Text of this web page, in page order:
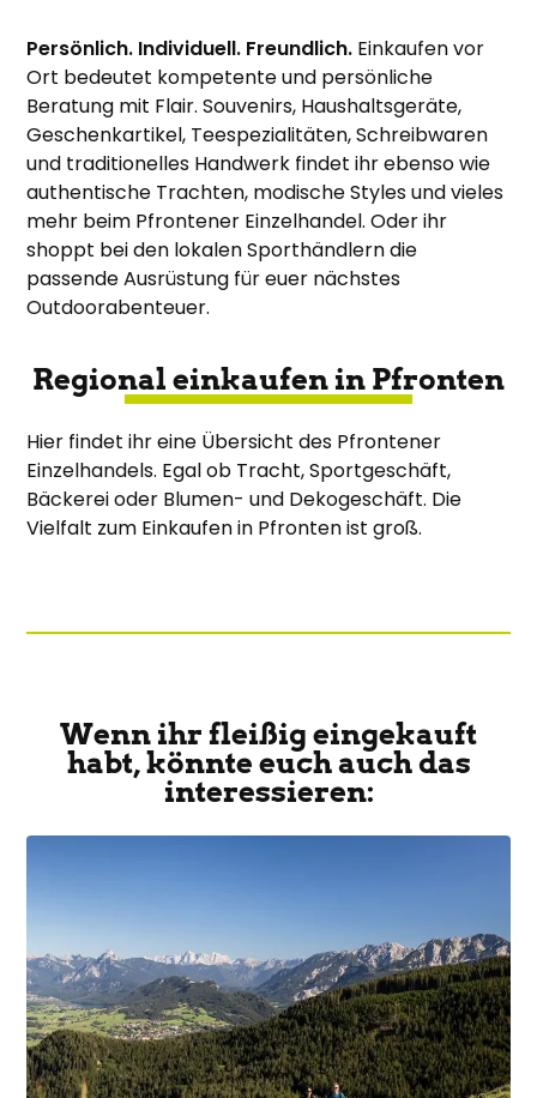
Persönlich. Individuell. Freundlich. Einkaufen vor
Ort bedeutet kompetente und persönliche
Beratung mit Flair. Souvenirs, Haushaltsgeräte,
Geschenkartikel, Teespezialitäten, Schreibwaren
und traditionelles Handwerk findet ihr ebenso wie
authentische Trachten, modische Styles und vieles
mehr beim Pfrontener Einzelhandel. Oder ihr
shoppt bei den lokalen Sporthändlern die
passende Ausrüstung für euer nächstes
Outdoorabenteuer.
Regional einkaufen in Pfronten
Hier findet ihr eine Übersicht des Pfrontener
Einzelhandels. Egal ob Tracht, Sportgeschäft,
Bäckerei oder Blumen- und Dekogeschäft. Die
Vielfalt zum Einkaufen in Pfronten ist groß.
Wenn ihr fleißig eingekauft
habt, könnte euch auch das
interessieren: